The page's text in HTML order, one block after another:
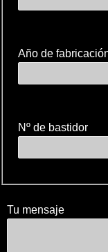
Año de
Nº de bastidor
Tu mensaje